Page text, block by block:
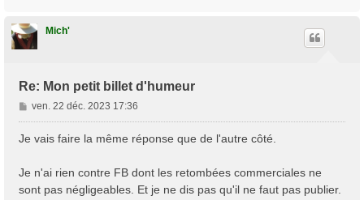
Mich'
Re: Mon petit billet d'humeur
M
e
s
g
e
ven. 22 déc. 2023 17:36
Je vais faire la même réponse que de l'autre côté.
Je n'ai rien contre FB dont les retombées commerciales ne
sont pas négligeables. Et je ne dis pas qu'il ne faut pas publier.